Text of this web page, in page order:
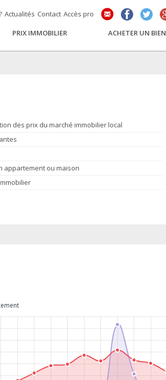
Actualités Contact Accès pro
PRIX IMMOBILIER ACHETER UN BIEN
des prix du marché immobilier local
appartement ou maison